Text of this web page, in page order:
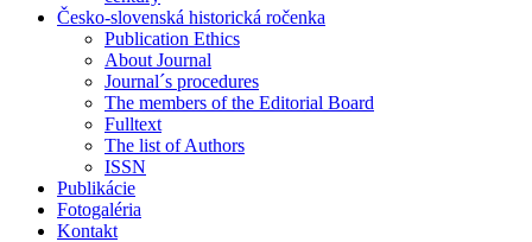
Česko-slovenská historická ročenka
Publication Ethics
About Journal
Journal´s procedures
The members of the Editorial Board
Fulltext
The list of Authors
ISSN
Publikácie
Fotogaléria
Kontakt